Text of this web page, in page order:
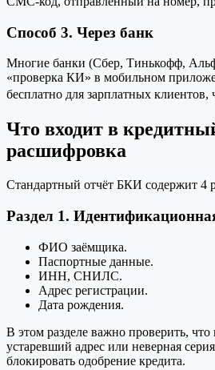
Способ 3. Через банк
Многие банки (Сбер, Тинькофф,
«проверка КИ» в мобильном
бесплатно для зарплатных
Что входит в
расшифровка
Стандартный отчёт БКИ содержит 4
Раздел 1.
ФИО заёмщика.
Паспортные данные.
ИНН, СНИЛС.
Адрес регистрации.
Дата рождения.
В этом разделе важно проверить,
устаревший адрес или неверная
блокировать одобрение кредита.